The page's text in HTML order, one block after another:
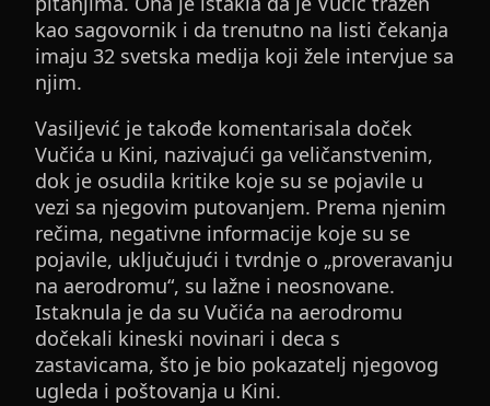
kao sagovornik i da trenutno na listi čekanja
imaju 32 svetska medija koji žele intervjue sa
njim.
Vasiljević je takođe komentarisala doček
Vučića u Kini, nazivajući ga veličanstvenim,
dok je osudila kritike koje su se pojavile u
vezi sa njegovim putovanjem. Prema njenim
rečima, negativne informacije koje su se
pojavile, uključujući i tvrdnje o „proveravanju
na aerodromu“, su lažne i neosnovane.
Istaknula je da su Vučića na aerodromu
dočekali kineski novinari i deca s
zastavicama, što je bio pokazatelj njegovog
ugleda i poštovanja u Kini.